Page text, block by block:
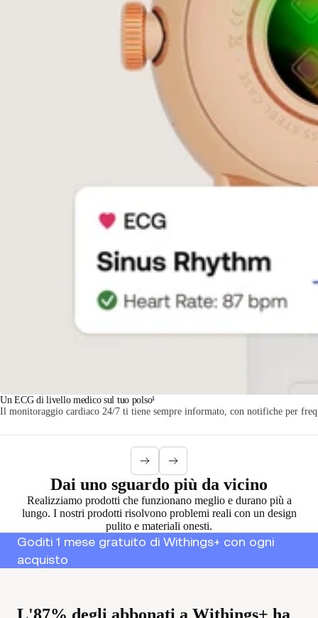
Un ECG di livello medico sul tuo polso¹
Il monitoraggio cardiaco 24/7 ti tiene sempre informato, con notifiche per
Dai uno sguardo più da vicino
Realizziamo prodotti che funzionano meglio e durano più a
lungo. I nostri prodotti risolvono problemi reali con un design
pulito e materiali onesti.
Goditi 1 mese gratuito di Withings+ con ogni
acquisto
L'87% degli abbonati a Withings+ ha